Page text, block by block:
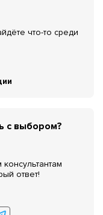
что-то среди
с выбором?
ответ!